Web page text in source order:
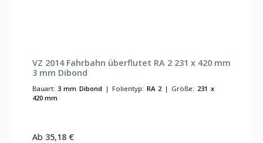
VZ 2014 Fahrbahn überflutet RA 2 231 x 420 mm
3 mm Dibond
Bauart: 3 mm Dibond | Folientyp: RA 2 | Größe: 231 x
420 mm
Regulärer Preis:
Ab 35,18 €